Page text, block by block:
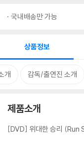
국내배송만 가능
상품정보
개 감독/출연진 소개
제품소개
[DVD] 위대한 승리